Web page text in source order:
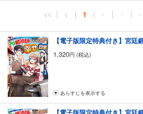
<< < 1 ・ ・ ・
1,320円 (税込)
あらすじを表示する